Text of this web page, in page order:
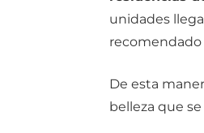
unidades
recomendado
De esta
belleza que